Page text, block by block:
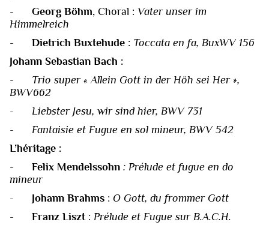
- Georg Böhm, Choral : Vater unser im
Himmelreich
- Dietrich Buxtehude : Toccata en fa, BuxWV 156
Johann Sebastian Bach :
- Trio super « Allein Gott in der Höh sei Her »,
BWV662
- Liebster Jesu, wir sind hier, BWV 731
- Fantaisie et Fugue en sol mineur, BWV 542
L’héritage :
- Felix Mendelssohn : Prélude et fugue en do
mineur
- Johann Brahms : O Gott, du frommer Gott
- Franz Liszt: Prélude et Fugue sur B.A.C.H.